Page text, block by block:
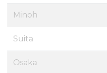
Minoh
Suita
Osaka